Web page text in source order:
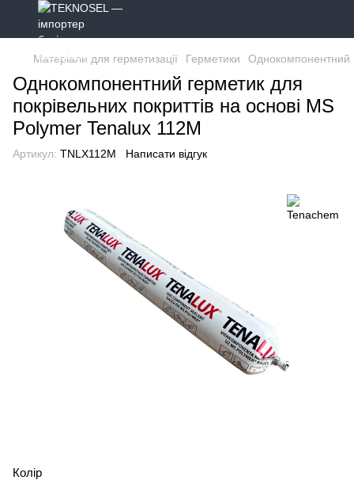
Матеріали для герметизації Герметики Однокомпонентний
Однокомпонентний герметик для
покрівельних покриттів на основі MS
Polymer Tenalux 112M
Артикул: TNLX112M Написати відгук
Колір